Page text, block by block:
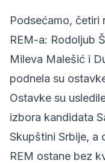
Podsećamo, četiri
REM-a: Rodoljub
Mileva Malešić i
podnela su
Ostavke su
izbora kandidata
Skupštini Srbije, a
REM ostane bez